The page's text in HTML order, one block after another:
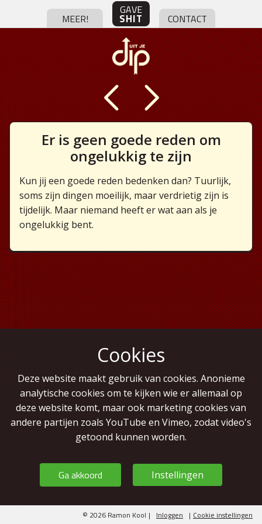
Cookies
Deze website maakt gebruik van cookies. Anonieme
analytische cookies om te kijken wie er allemaal op
deze website komt, maar ook marketing cookies van
andere partijen zoals YouTube en Vimeo, zodat video's
getoond kunnen worden.
Ga akkoord Instellingen
MEER!
GAVE
SHIT CONTACT
Er is geen goede reden om
ongelukkig te zijn
Kun jij een goede reden bedenken dan? Tuurlijk,
soms zijn dingen moeilijk, maar verdrietig zijn is
tijdelijk. Maar niemand heeft er wat aan als je
ongelukkig bent.
© 2026 Ramon Kool | Inloggen | Cookie instellingen